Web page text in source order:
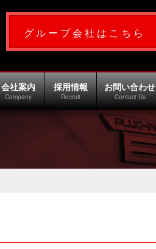
グループ会社はこちら
会社案内
Company
採用情報
Recruit
お問い合わせ
Contact Us